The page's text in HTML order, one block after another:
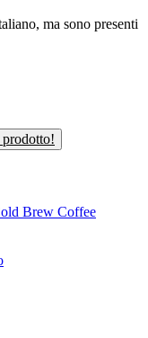
ma sono presenti
prodotto!
Brew Coffee